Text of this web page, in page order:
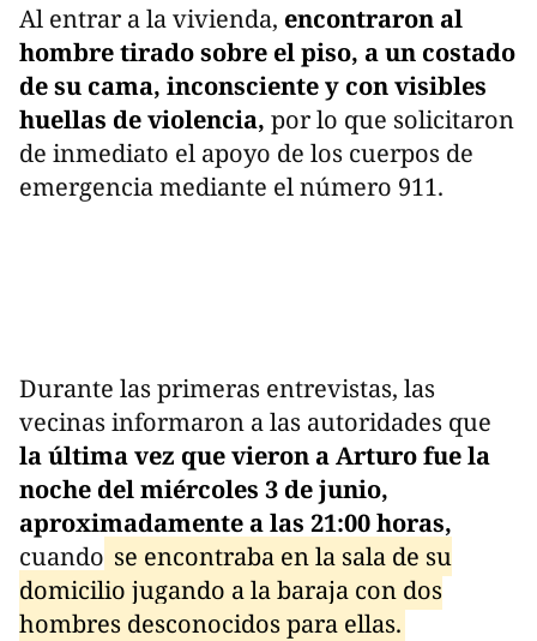
Al entrar a la vivienda, encontraron al
hombre tirado sobre el piso, a un costado
de su cama, inconsciente y con visibles
huellas de violencia, por lo que solicitaron
de inmediato el apoyo de los cuerpos de
emergencia mediante el número 911.
Durante las primeras entrevistas, las
vecinas informaron a las autoridades que
la última vez que vieron a Arturo fue la
noche del miércoles 3 de junio,
aproximadamente a las 21:00 horas,
cuando se encontraba en la sala de su
domicilio jugando a la baraja con dos
hombres desconocidos para ellas.